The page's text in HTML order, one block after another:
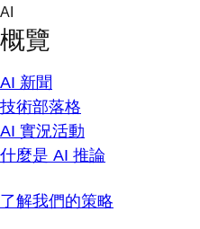
Skip
content
AI
概覽
AI 新聞
技術部落格
AI 實況活動
什麼是 AI 推論
了解我們的策略